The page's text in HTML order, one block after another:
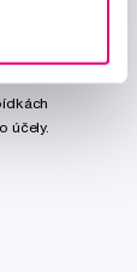
účely.